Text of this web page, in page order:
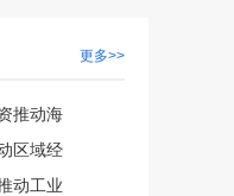
更多>>
推动海
区域经
动工业